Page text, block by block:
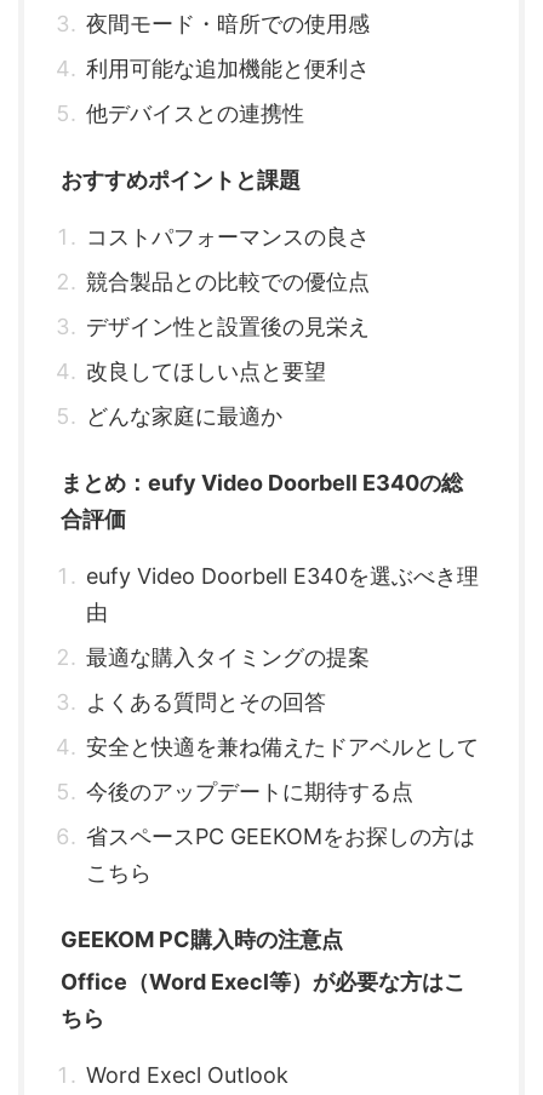
夜間モード・暗所での使用感
利用可能な追加機能と便利さ
他デバイスとの連携性
おすすめポイントと課題
コストパフォーマンスの良さ
競合製品との比較での優位点
デザイン性と設置後の見栄え
改良してほしい点と要望
どんな家庭に最適か
まとめ：eufy Video Doorbell E340の総
合評価
eufy Video Doorbell E340を選ぶべき理
由
最適な購入タイミングの提案
よくある質問とその回答
安全と快適を兼ね備えたドアベルとして
今後のアップデートに期待する点
省スペースPC GEEKOMをお探しの方は
こちら
GEEKOM PC購入時の注意点
Office（Word Execl等）が必要な方はこ
ちら
Word Execl Outlook